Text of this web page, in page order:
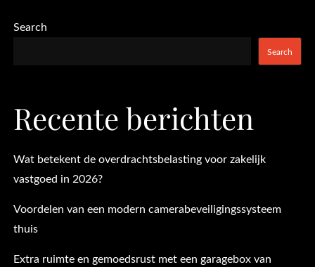
Search
Search
Recente berichten
Wat betekent de overdrachtsbelasting voor zakelijk
vastgoed in 2026?
Voordelen van een modern camerabeveiligingssysteem
thuis
Extra ruimte en gemoedsrust met een garagebox van